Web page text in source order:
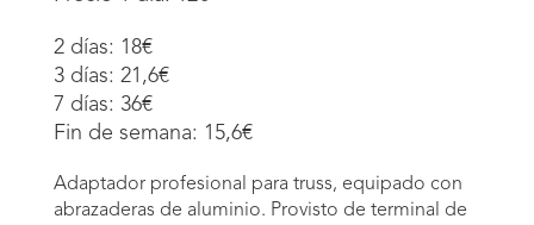
2 días: 18€
3 días: 21,6€
7 días: 36€
Fin de semana: 15,6€
Adaptador profesional para truss, equipado con
abrazaderas de aluminio. Provisto de terminal de